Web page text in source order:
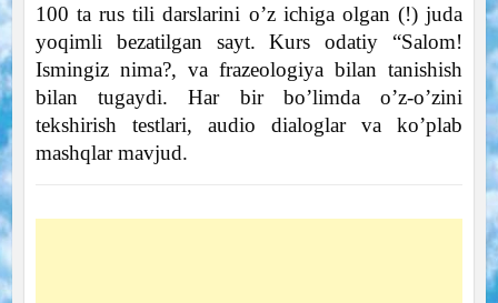
100 ta rus tili darslarini o’z ichiga olgan (!) juda
yoqimli bezatilgan sayt. Kurs odatiy “Salom!
Ismingiz nima?, va frazeologiya bilan tanishish
bilan tugaydi. Har bir bo’limda o’z-o’zini
tekshirish testlari, audio dialoglar va ko’plab
mashqlar mavjud.